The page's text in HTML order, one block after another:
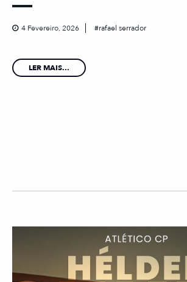
4 Fevereiro, 2026 rafael serrador
LER MAIS...